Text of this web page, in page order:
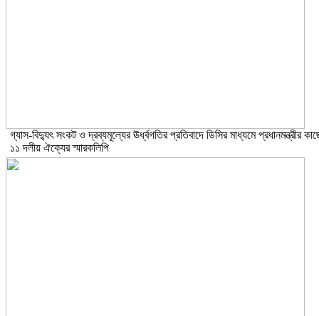
গ্যাস-বিদ্যুৎ সংকট ও দ্রব্যমূল্যের ঊর্ধ্বগতির প্রতিবাদে ডিসির মাধ্যমে প্রধানমন্ত্রীর
১১ দলীয় ঐক্যের স্মারকলিপি